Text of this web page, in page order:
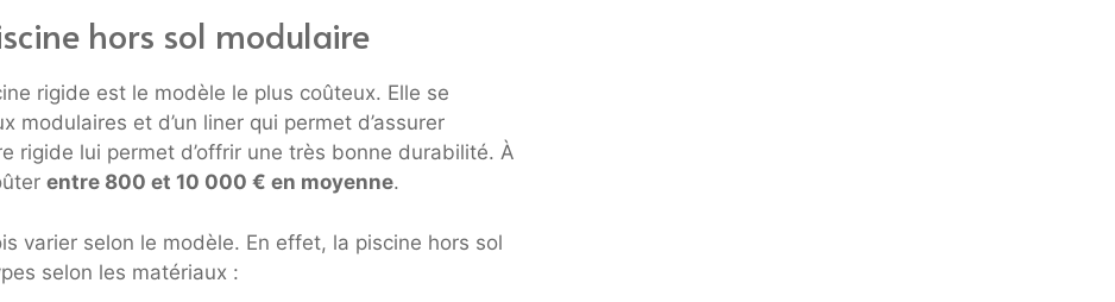
hors sol modulaire
rigide est le modèle le plus coûteux. Elle se
modulaires et d’un liner qui permet d’assurer
rigide lui permet d’offrir une très bonne durabilité. À
entre 800 et 10 000 € en moyenne.
varier selon le modèle. En effet, la piscine hors sol
selon les matériaux :